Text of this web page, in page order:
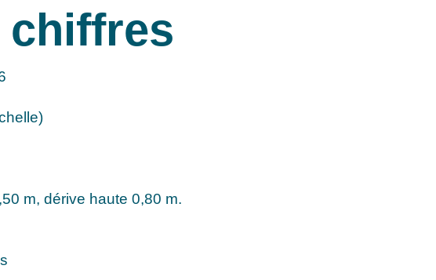
chiffres
m, dérive haute 0,80 m.